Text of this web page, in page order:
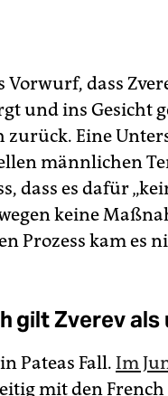
Vorwurf, dass
und ins Gesicht
zurück. Eine
männlichen
dass es dafür
keine
Prozess kam es
gilt Zverev als
Pateas Fall. Im
mit den